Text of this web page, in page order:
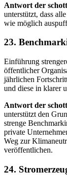
Antwort der
unterstützt, dass
wie möglich
23.
Einführung
öffentlicher
jährlichen
und diese in klarer
Antwort der
unterstützt den
strenge
private
Weg zur
veröffentlichen.
24.